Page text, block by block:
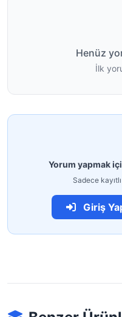
Henüz
İlk
Yorum yapmak
Sadece
Giriş